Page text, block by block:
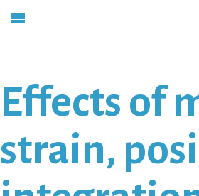
Effects of
strain,